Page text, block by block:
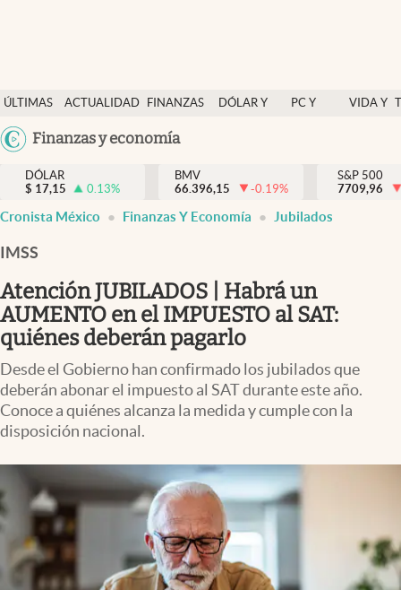
ÚLTIMAS
NOTICIAS
ACTUALIDAD
FINANZAS
DÓLAR Y
PC Y
VIDA Y
México
Finanzas y economía
Actualidad
Finanzas y economía
Dólar y mercados
Pc y celular
Vida y estilo
Tv
Clima
abre en nueva pestaña
México
DÓLAR
$ 17,15 0.13%
BMV
66.396,15
-0.19%
S&P 500
7709,96
Cronista México Finanzas Y Economía Jubilados
IMSS
Atención JUBILADOS | Habrá un
AUMENTO en el IMPUESTO al SAT:
quiénes deberán pagarlo
Desde el Gobierno han confirmado los jubilados que
deberán abonar el impuesto al SAT durante este año.
Conoce a quiénes alcanza la medida y cumple con la
disposición nacional.